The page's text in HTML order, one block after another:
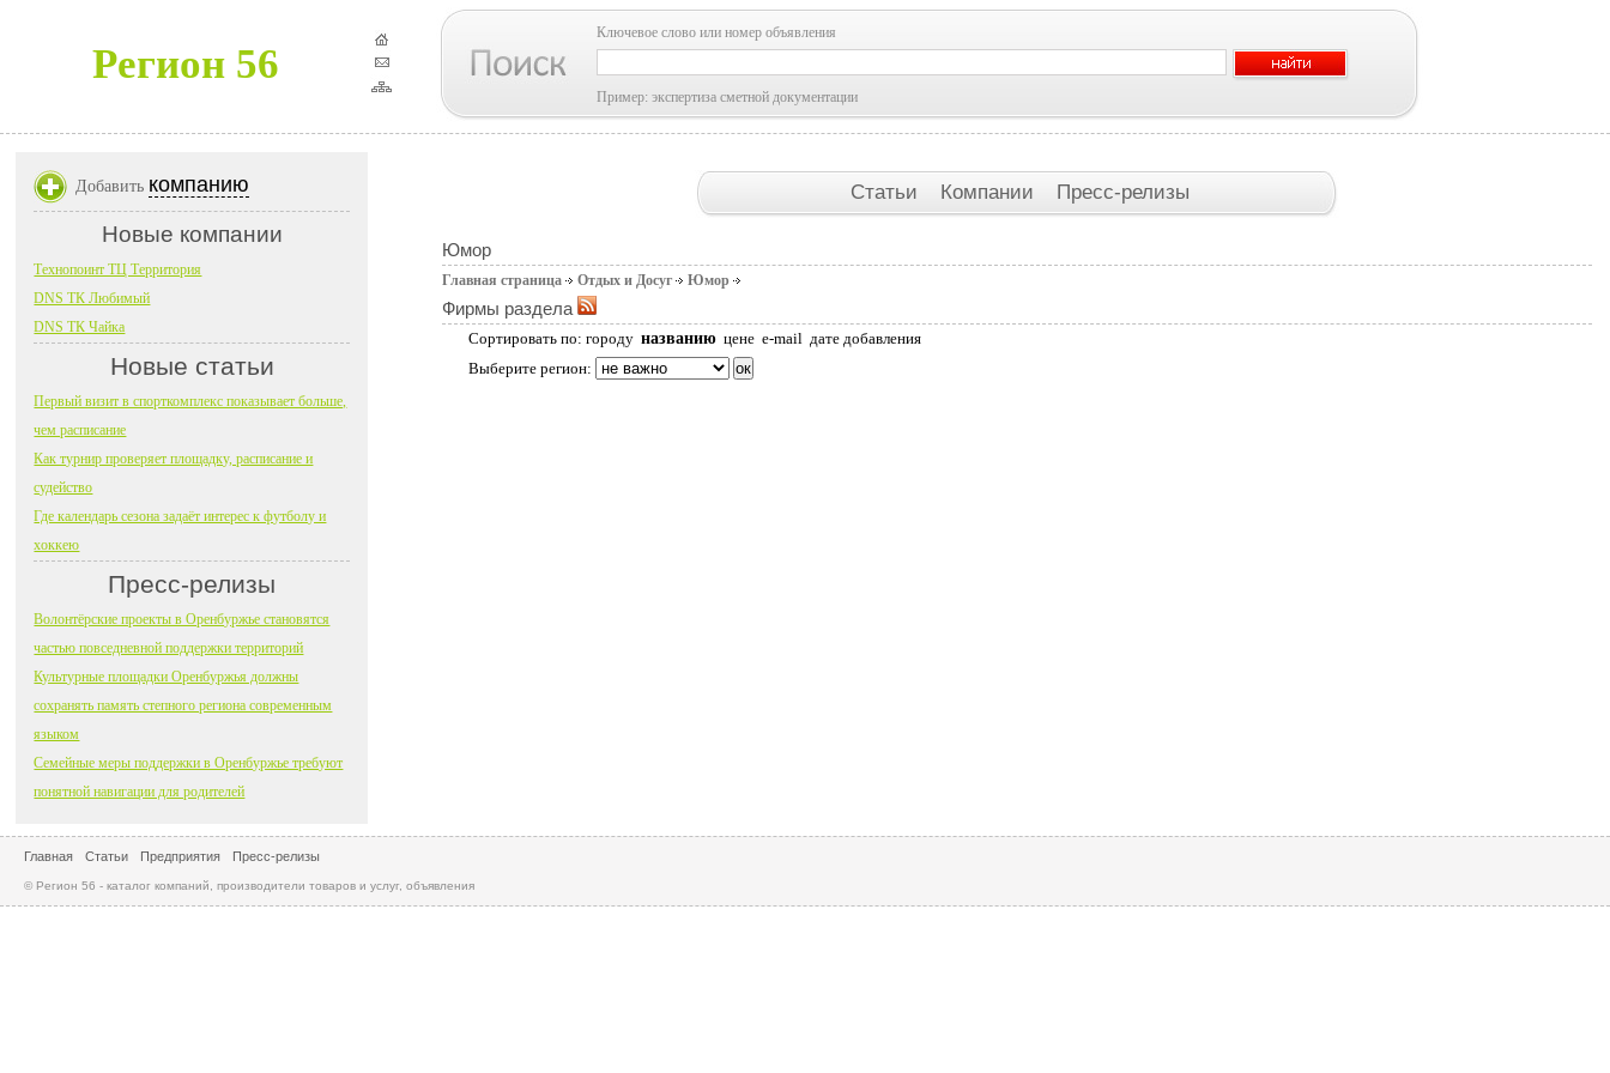
Регион 56
Ключевое слово или номер объявления
Пример: экспертиза сметной документации
Статьи Компании Пресс-релизы
Юмор
Главная страница Отдых и Досуг Юмор
Фирмы раздела
Сортировать по: городу названию цене e-mail дате добавления
Выберите регион:
Добавить компанию
Новые компании
Технопоинт ТЦ Территория
DNS ТК Любимый
DNS ТК Чайка
Новые статьи
Первый визит в спорткомплекс показывает больше,
чем расписание
Как турнир проверяет площадку, расписание и
судейство
Где календарь сезона задаёт интерес к футболу и
хоккею
Пресс-релизы
Волонтёрские проекты в Оренбуржье становятся
частью повседневной поддержки территорий
Культурные площадки Оренбуржья должны
сохранять память степного региона современным
языком
Семейные меры поддержки в Оренбуржье требуют
понятной навигации для родителей
Главная Статьи Предприятия Пресс-релизы
© Регион 56 - каталог компаний, производители товаров и услуг, объявления